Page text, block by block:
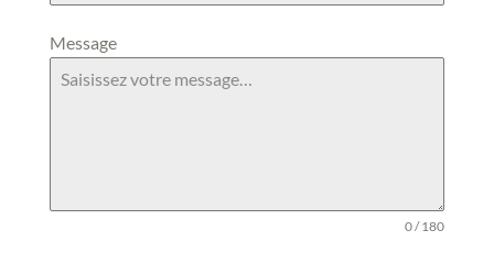
Message
0 / 180